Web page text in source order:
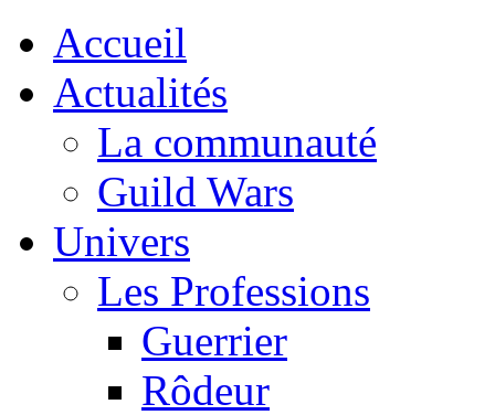
Accueil
Actualités
La communauté
Guild Wars
Univers
Les Professions
Guerrier
Rôdeur